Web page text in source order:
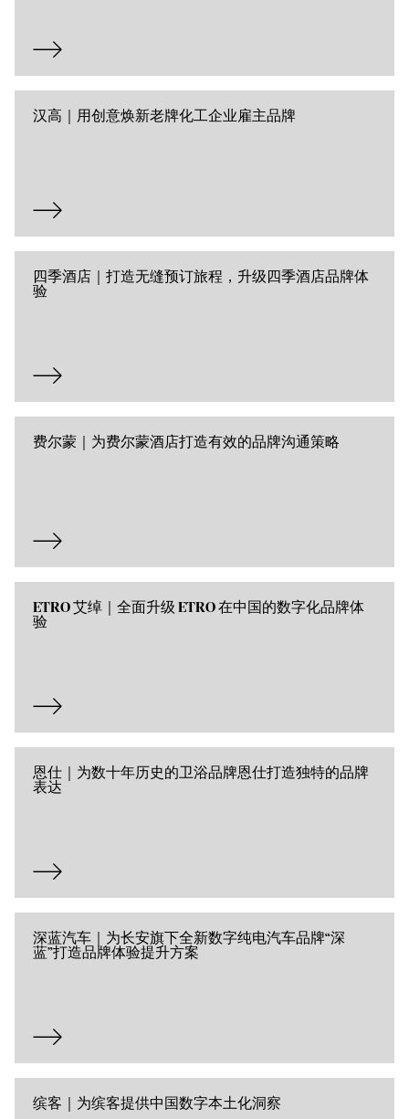
汉高｜用创意焕新老牌化工企业雇主品牌
四季酒店｜打造无缝预订旅程，升级四季酒店品牌体
验
费尔蒙｜为费尔蒙酒店打造有效的品牌沟通策略
ETRO 艾绰｜全面升级 ETRO 在中国的数字化品牌体
验
恩仕｜为数十年历史的卫浴品牌恩仕打造独特的品牌
表达
深蓝汽车｜为长安旗下全新数字纯电汽车品牌“深
蓝”打造品牌体验提升方案
缤客｜为缤客提供中国数字本土化洞察